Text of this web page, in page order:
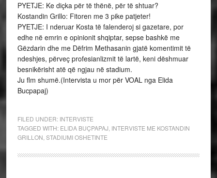
PYETJE: Ke diçka për të thënë, për të shtuar?
Kostandin Grillo: Fitoren me 3 pike patjeter!
PYETJE: I nderuar Kosta të falenderoj si gazetare, por
edhe në emrin e opinionit shqiptar, sepse bashkë me
Gëzdarin dhe me Dëfrim Methasanin gjatë komentimit të
ndeshjes, përveç profesianlizmit të lartë, keni dëshmuar
besnikërisht atë që ngjau në stadium.
Ju flm shumë.(Intervista u mor për VOAL nga Elida
Bucpapaj)
FILED UNDER: INTERVISTE
TAGGED WITH: ELIDA BUÇPAPAJ INTERVISTE ME KOSTANDIN
GRILLON STADIUMI OSHETINTE